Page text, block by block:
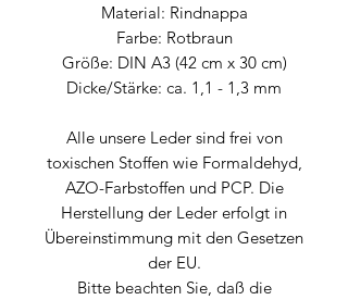
Material: Rindnappa
Farbe: Rotbraun
Größe: DIN A3 (42 cm x 30 cm)
Dicke/Stärke: ca. 1,1 - 1,3 mm
Alle unsere Leder sind frei von
toxischen Stoffen wie Formaldehyd,
AZO-Farbstoffen und PCP. Die
Herstellung der Leder erfolgt in
Übereinstimmung mit den Gesetzen
der EU.
Bitte beachten Sie, daß die